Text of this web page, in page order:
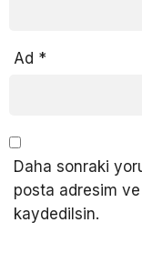
Ad *
Daha sonraki
posta adresim
kaydedilsin.